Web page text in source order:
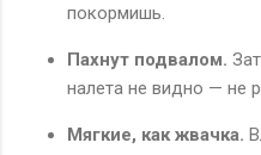
покормишь.
Пахнут подвалом.
налета не видно — не
Мягкие, как жвачка.